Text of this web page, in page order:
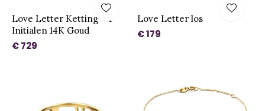
Love Letter Ketting - 4
Initialen 14K Goud
€ 729
Love Letter los
€ 179